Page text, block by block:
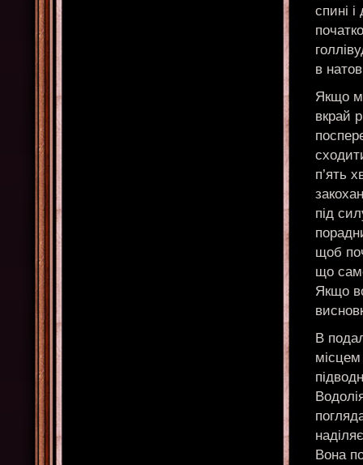
спині
в
Якщо
вкрай
п’ять
під
щоб
що
Якщо
В
Вона